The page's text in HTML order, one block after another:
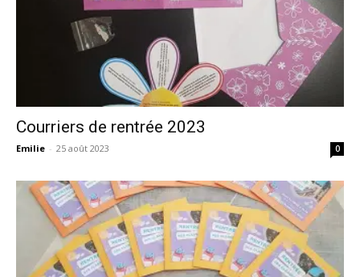
Courriers de rentrée 2023
Emilie - 25 août 2023 0